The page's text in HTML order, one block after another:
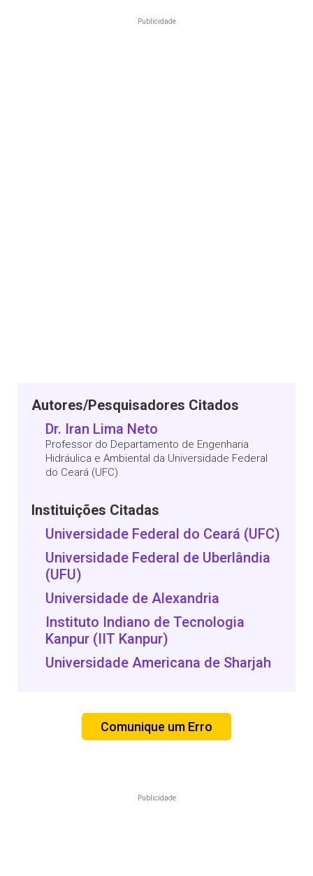
Publicidade
Autores/Pesquisadores Citados
Dr. Iran Lima Neto
Professor do Departamento de Engenharia
Hidráulica e Ambiental da Universidade Federal
do Ceará (UFC)
Instituições Citadas
Universidade Federal do Ceará (UFC)
Universidade Federal de Uberlândia
(UFU)
Universidade de Alexandria
Instituto Indiano de Tecnologia
Kanpur (IIT Kanpur)
Universidade Americana de Sharjah
Comunique um Erro
Publicidade